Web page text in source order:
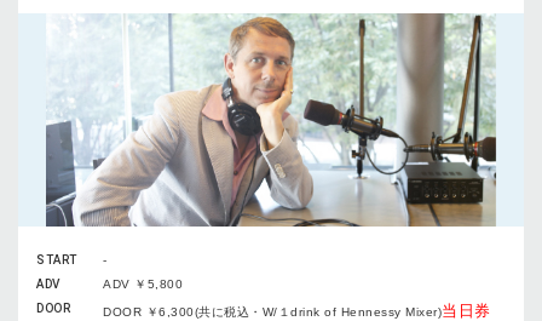
START
-
ADV
ADV ￥5,800
DOOR
DOOR ￥6,300(共に税込・W/１drink of Hennessy Mixer)当日券